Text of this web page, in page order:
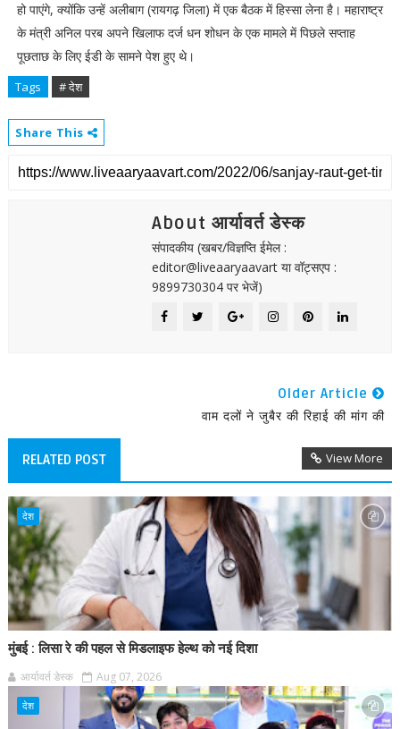
हो पाएंगे, क्योंकि उन्हें अलीबाग (रायगढ़ जिला) में एक बैठक में हिस्सा लेना है। महाराष्ट्र
के मंत्री अनिल परब अपने खिलाफ दर्ज धन शोधन के एक मामले में पिछले सप्ताह
पूछताछ के लिए ईडी के सामने पेश हुए थे।
Tags # देश
Share This
About आर्यावर्त डेस्क
संपादकीय (खबर/विज्ञप्ति ईमेल :
editor@liveaaryaavart या वॉट्सएप :
9899730304 पर भेजें)
Older Article
वाम दलों ने जुबैर की रिहाई की मांग की
RELATED POST View More
देश
मुंबई : लिसा रे की पहल से मिडलाइफ हेल्थ को नई दिशा
आर्यावर्त डेस्क Aug 07, 2026
देश